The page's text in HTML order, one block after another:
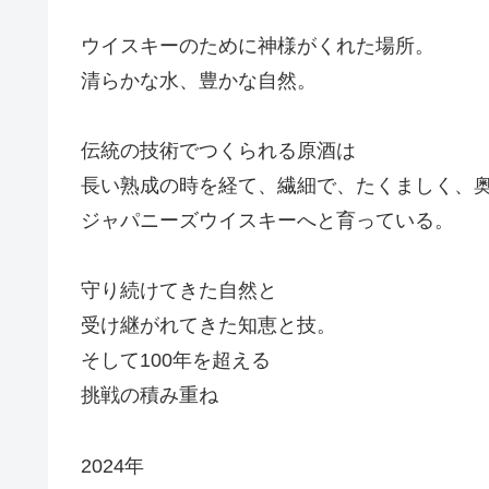
ウイスキーのために神様がくれた場所。
清らかな水、豊かな自然。
伝統の技術でつくられる原酒は
長い熟成の時を経て、繊細で、たくましく、
ジャパニーズウイスキーへと育っている。
守り続けてきた自然と
受け継がれてきた知恵と技。
そして100年を超える
挑戦の積み重ね
2024年